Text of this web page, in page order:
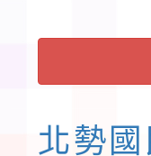
北勢